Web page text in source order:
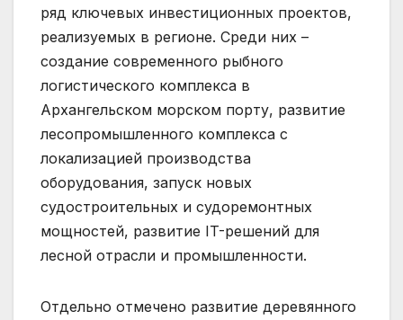
ряд ключевых инвестиционных проектов,
реализуемых в регионе. Среди них –
создание современного рыбного
логистического комплекса в
Архангельском морском порту, развитие
лесопромышленного комплекса с
локализацией производства
оборудования, запуск новых
судостроительных и судоремонтных
мощностей, развитие IT-решений для
лесной отрасли и промышленности.
Отдельно отмечено развитие деревянного